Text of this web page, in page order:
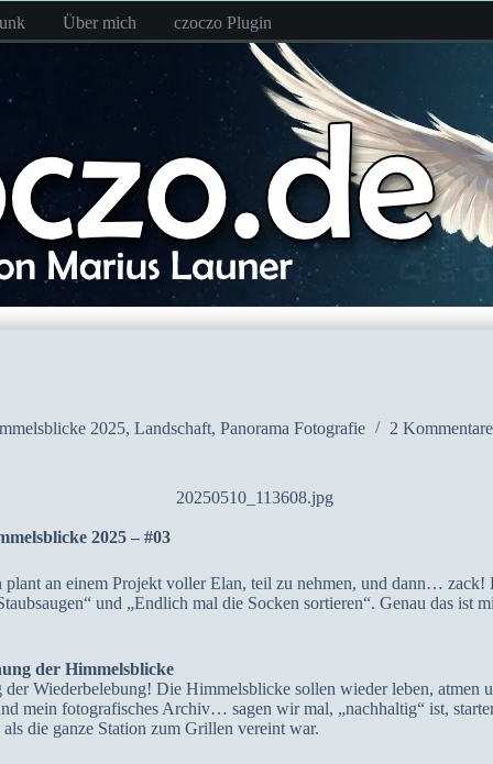
Über mich czoczo Plugin
2025, Landschaft, Panorama Fotografie 2 Kommentare
2025 – #03
plant an einem Projekt voller Elan, teil zu nehmen, und dann…
und „Endlich mal die Socken sortieren“. Genau das ist
der Himmelsblicke
der Wiederbelebung! Die Himmelsblicke sollen wieder leben,
mein fotografisches Archiv… sagen wir mal, „nachhaltig“ ist,
die ganze Station zum Grillen vereint war.